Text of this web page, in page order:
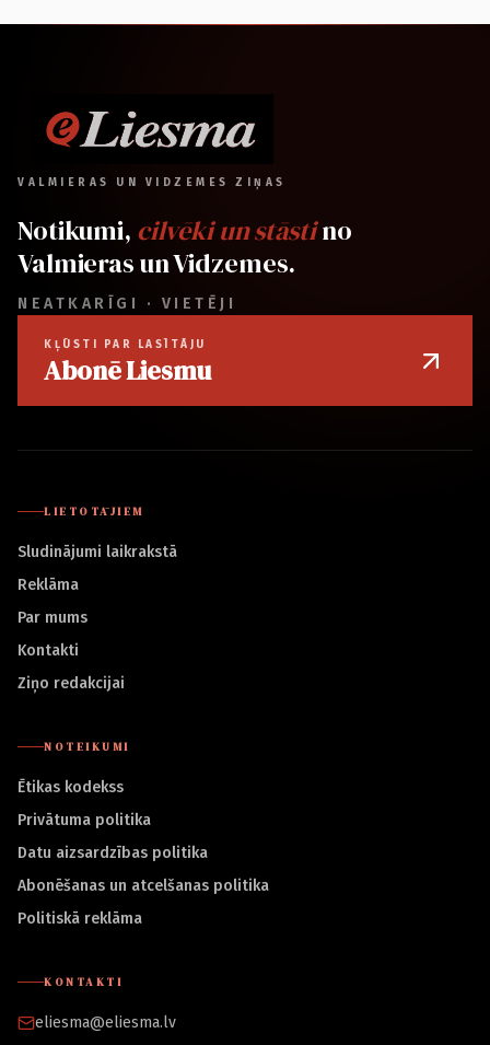
VALMIERAS UN VIDZEMES ZIŅAS
Notikumi, cilvēki un stāstino
Valmieras un Vidzemes.
NEATKARĪGI · VIETĒJI
KĻŪSTI PAR LASĪTĀJU
Abonē Liesmu
LIETOTĀJIEM
Sludinājumi laikrakstā
Reklāma
Par mums
Kontakti
Ziņo redakcijai
NOTEIKUMI
Ētikas kodekss
Privātuma politika
Datu aizsardzības politika
Abonēšanas un atcelšanas politika
Politiskā reklāma
KONTAKTI
eliesma@eliesma.lv